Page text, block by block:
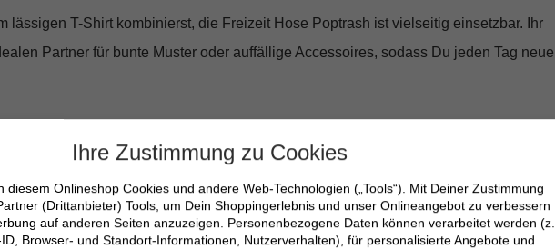
lässigen T-Shirt kombinierst, die Freizeit Hose Poptrash ist vielseitig einsetzbar. Ihr
Partner für bunte Muster oder auffällige Accessoires, sodass Du jeden Tag neue
Passform
Ihre Zustimmung zu Cookies
diesem Onlineshop Cookies und andere Web-Technologien („Tools“). Mit Deiner Zustimmung
(Drittanbieter) Tools, um Dein Shoppingerlebnis und unser Onlineangebot zu verbessern
auf anderen Seiten anzuzeigen. Personenbezogene Daten können verarbeitet werden (z.
Browser- und Standort-Informationen, Nutzerverhalten), für personalisierte Angebote und